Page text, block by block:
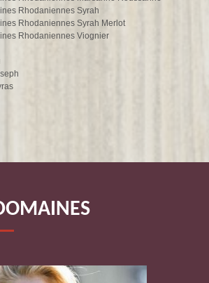
Rhodaniennes Syrah
Rhodaniennes Syrah Merlot
Rhodaniennes Viognier